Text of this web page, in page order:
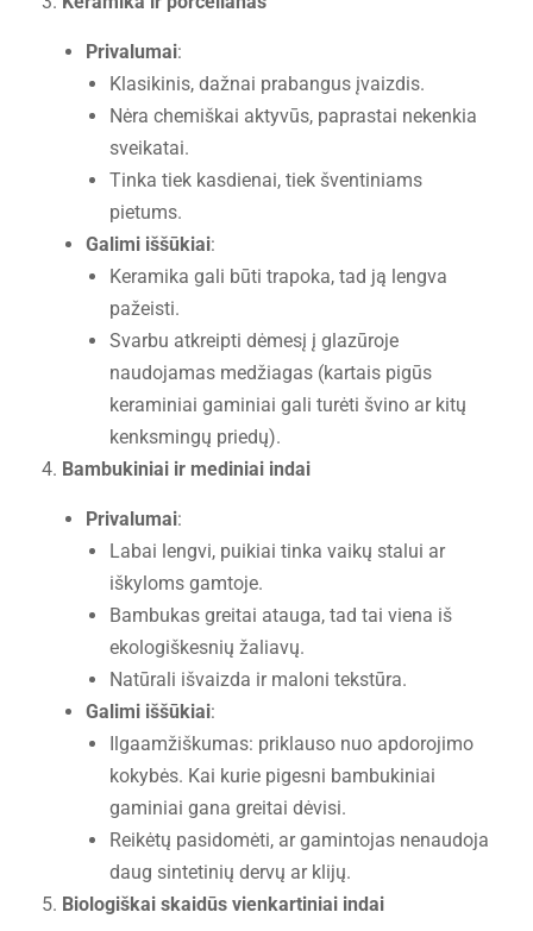
Privalumai:
Klasikinis, dažnai prabangus įvaizdis.
Nėra chemiškai aktyvūs, paprastai nekenkia
sveikatai.
Tinka tiek kasdienai, tiek šventiniams
pietums.
Galimi iššūkiai:
Keramika gali būti trapoka, tad ją lengva
pažeisti.
Svarbu atkreipti dėmesį į glazūroje
naudojamas medžiagas (kartais pigūs
keraminiai gaminiai gali turėti švino ar kitų
kenksmingų priedų).
Bambukiniai ir mediniai indai
Privalumai:
Labai lengvi, puikiai tinka vaikų stalui ar
iškyloms gamtoje.
Bambukas greitai atauga, tad tai viena iš
ekologiškesnių žaliavų.
Natūrali išvaizda ir maloni tekstūra.
Galimi iššūkiai:
Ilgaamžiškumas: priklauso nuo apdorojimo
kokybės. Kai kurie pigesni bambukiniai
gaminiai gana greitai dėvisi.
Reikėtų pasidomėti, ar gamintojas nenaudoja
daug sintetinių dervų ar klijų.
Biologiškai skaidūs vienkartiniai indai